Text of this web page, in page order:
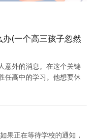
(一个高三孩子忽然
意外的消息。在这个关键
任高中的学习。他想要休
果正在等待学校的通知，